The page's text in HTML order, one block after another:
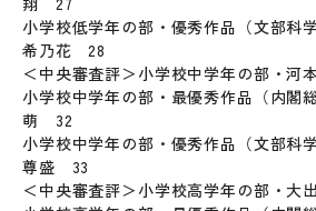
小学校低学年の部・優秀作品（文部科
希乃花 28
＜中央審査評＞小学校中学年の部・河
小学校中学年の部・最優秀作品（内閣
萌 32
小学校中学年の部・優秀作品（文部科
尊盛 33
＜中央審査評＞小学校高学年の部・